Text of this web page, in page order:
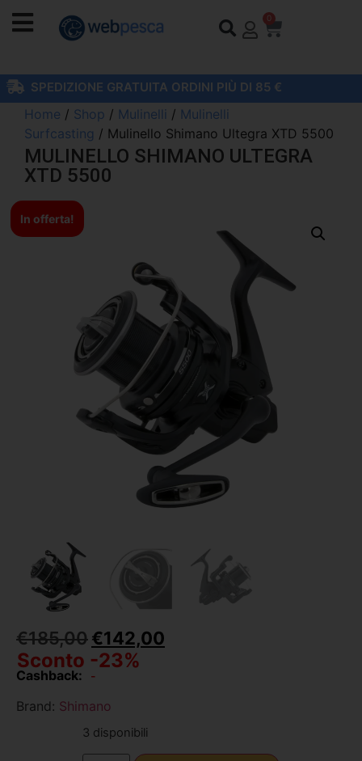
0
SPEDIZIONE GRATUITA ORDINI PIÙ DI 85 €
Home / Shop / Mulinelli / Mulinelli
Surfcasting / Mulinello Shimano Ultegra XTD 5500
MULINELLO SHIMANO ULTEGRA
XTD 5500
In offerta!
€185,00€142,00
Sconto -23%
Cashback: -
Brand: Shimano
3 disponibili